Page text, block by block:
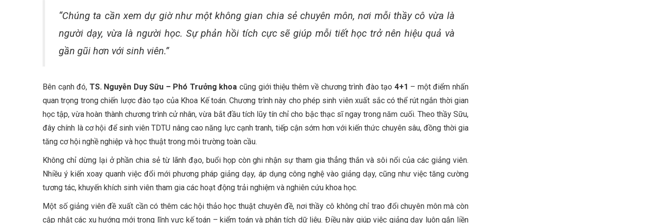
“Chúng ta cần xem dự giờ như một không gian chia sẻ chuyên môn, nơi mỗi thầy cô vừa là
người dạy, vừa là người học. Sự phản hồi tích cực sẽ giúp mỗi tiết học trở nên hiệu quả và
gần gũi hơn với sinh viên.”
Bên cạnh đó, TS. Nguyễn Duy Sữu – Phó Trưởng khoa cũng giới thiệu thêm về chương trình đào tạo 4+1 – một điểm nhấn
quan trọng trong chiến lược đào tạo của Khoa Kế toán. Chương trình này cho phép sinh viên xuất sắc có thể rút ngắn thời gian
học tập, vừa hoàn thành chương trình cử nhân, vừa bắt đầu tích lũy tín chỉ cho bậc thạc sĩ ngay trong năm cuối. Theo thầy Sữu,
đây chính là cơ hội để sinh viên TDTU nâng cao năng lực cạnh tranh, tiếp cận sớm hơn với kiến thức chuyên sâu, đồng thời gia
tăng cơ hội nghề nghiệp và học thuật trong môi trường toàn cầu.
Không chỉ dừng lại ở phần chia sẻ từ lãnh đạo, buổi họp còn ghi nhận sự tham gia thẳng thắn và sôi nổi của các giảng viên.
Nhiều ý kiến xoay quanh việc đổi mới phương pháp giảng dạy, áp dụng công nghệ vào giảng dạy, cũng như việc tăng cường
tương tác, khuyến khích sinh viên tham gia các hoạt động trải nghiệm và nghiên cứu khoa học.
Một số giảng viên đề xuất cần có thêm các hội thảo học thuật chuyên đề, nơi thầy cô không chỉ trao đổi chuyên môn mà còn
cập nhật các xu hướng mới trong lĩnh vực kế toán – kiểm toán và phân tích dữ liệu. Điều này giúp việc giảng dạy luôn gắn liền